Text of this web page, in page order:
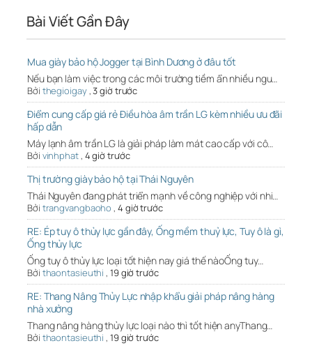
Bài Viết Gần Đây
Mua giày bảo hộ Jogger tại Bình Dương ở đâu tốt
Nếu bạn làm việc trong các môi trường tiềm ẩn nhiều ngu…
Bởi thegioigay,3 giờ trước
Điểm cung cấp giá rẻ Điều hòa âm trần LG kèm nhiều ưu đãi
hấp dẫn
Máy lạnh âm trần LG là giải pháp làm mát cao cấp với cô…
Bởi vinhphat, 4 giờ trước
Thị trường giày bảo hộ tại Thái Nguyên
Thái Nguyên đang phát triển mạnh về công nghiệp với nhi…
Bởi trangvangbaoho , 4 giờ trước
RE: Ép tuy ô thủy lực gần đây, Ống mềm thuỷ lực, Tuy ô là gì,
Ống thủy lực
Ống tuy ô thủy lực loại tốt hiện nay giá thế nàoỐng tuy…
Bởi thaontasieuthi , 19 giờ trước
RE: Thang Nâng Thủy Lực nhập khẩu giải pháp nâng hàng
nhà xưởng
Thang nâng hàng thủy lực loại nào thì tốt hiện anyThang…
Bởi thaontasieuthi , 19 giờ trước